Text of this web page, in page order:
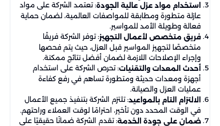
استخدام مواد عزل عالية الجودة: تعتمد الشركة على مواد
عازلة متطورة ومطابقة للمواصفات العالمية، لضمان حماية
فعالة وطويلة الأمد للمواسير.
فريق متخصص لأعمال التجهيز: توفر الشركة فريقًا
متخصصًا لتجهيز المواسير قبل العزل، حيث يتم فحصها
وإجراء الإصلاحات اللازمة لضمان أفضل نتائج ممكنة.
أحدث المعدات والتقنيات: تحرص الشركة على استخدام
أجهزة ومعدات حديثة ومتطورة تساهم في رفع كفاءة
عمليات العزل والصيانة.
الالتزام التام بالمواعيد: تلتزم الشركة بتنفيذ جميع الأعمال
في الوقت المحدد دون تأخير، احترامًا لوقت العملاء وراحتهم.
ضمان على جودة الخدمة: تقدم الشركة ضمانًا حقيقيًا على